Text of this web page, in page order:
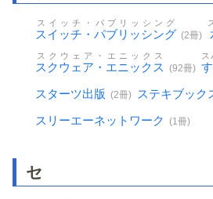
スイッチ・パブリッシング
スイッチ・パブリッシング
(2冊)
スクウェア・エニックス
スクウェア・エニックス
(92冊)
ス
スターツ出版 (2冊) ステキブック
スリーエーネットワーク (1冊)
セ